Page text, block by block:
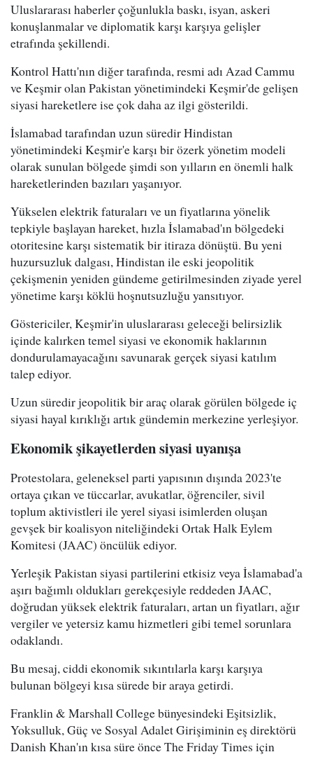
Uluslararası haberler çoğunlukla baskı, isyan, askeri
konuşlanmalar ve diplomatik karşı karşıya gelişler
etrafında şekillendi.
Kontrol Hattı'nın diğer tarafında, resmi adı Azad Cammu
ve Keşmir olan Pakistan yönetimindeki Keşmir'de gelişen
siyasi hareketlere ise çok daha az ilgi gösterildi.
İslamabad tarafından uzun süredir Hindistan
yönetimindeki Keşmir'e karşı bir özerk yönetim modeli
olarak sunulan bölgede şimdi son yılların en önemli halk
hareketlerinden bazıları yaşanıyor.
Yükselen elektrik faturaları ve un fiyatlarına yönelik
tepkiyle başlayan hareket, hızla İslamabad'ın bölgedeki
otoritesine karşı sistematik bir itiraza dönüştü. Bu yeni
huzursuzluk dalgası, Hindistan ile eski jeopolitik
çekişmenin yeniden gündeme getirilmesinden ziyade yerel
yönetime karşı köklü hoşnutsuzluğu yansıtıyor.
Göstericiler, Keşmir'in uluslararası geleceği belirsizlik
içinde kalırken temel siyasi ve ekonomik haklarının
dondurulamayacağını savunarak gerçek siyasi katılım
talep ediyor.
Uzun süredir jeopolitik bir araç olarak görülen bölgede iç
siyasi hayal kırıklığı artık gündemin merkezine yerleşiyor.
Ekonomik şikayetlerden siyasi uyanışa
Protestolara, geleneksel parti yapısının dışında 2023'te
ortaya çıkan ve tüccarlar, avukatlar, öğrenciler, sivil
toplum aktivistleri ile yerel siyasi isimlerden oluşan
gevşek bir koalisyon niteliğindeki Ortak Halk Eylem
Komitesi (JAAC) öncülük ediyor.
Yerleşik Pakistan siyasi partilerini etkisiz veya İslamabad'a
aşırı bağımlı oldukları gerekçesiyle reddeden JAAC,
doğrudan yüksek elektrik faturaları, artan un fiyatları, ağır
vergiler ve yetersiz kamu hizmetleri gibi temel sorunlara
odaklandı.
Bu mesaj, ciddi ekonomik sıkıntılarla karşı karşıya
bulunan bölgeyi kısa sürede bir araya getirdi.
Franklin & Marshall College bünyesindeki Eşitsizlik,
Yoksulluk, Güç ve Sosyal Adalet Girişiminin eş direktörü
Danish Khan'ın kısa süre önce The Friday Times için